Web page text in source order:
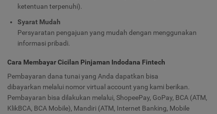
ketentuan terpenuhi).
Syarat Mudah
Persyaratan pengajuan yang mudah dengan menggunakan
informasi pribadi.
Cara Membayar Cicilan Pinjaman Indodana Fintech
Pembayaran dana tunai yang Anda dapatkan bisa
dibayarkan melalui nomor virtual account yang kami berikan.
Pembayaran bisa dilakukan melalui, ShopeePay, GoPay, BCA (ATM,
KlikBCA, BCA Mobile), Mandiri (ATM, Internet Banking, Mobile